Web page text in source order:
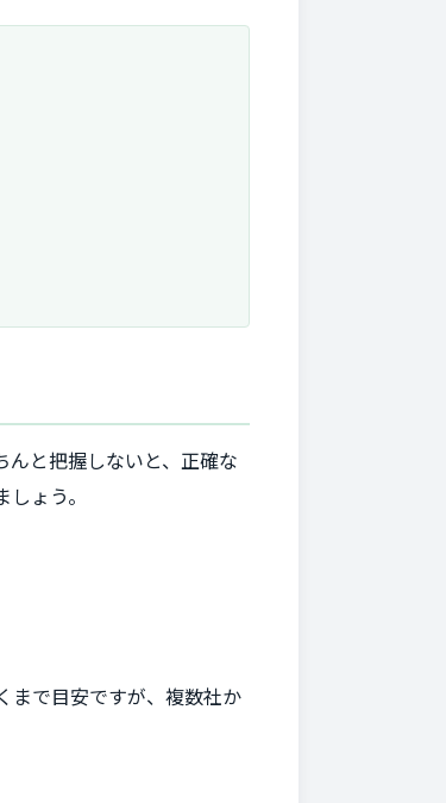
と把握しないと、正確な
ょう。
まで目安ですが、複数社か